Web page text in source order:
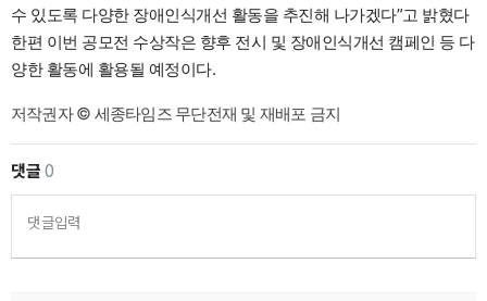
수 있도록 다양한 장애인식개선 활동을 추진해 나가겠다”고 밝혔다
한편 이번 공모전 수상작은 향후 전시 및 장애인식개선 캠페인 등 다
양한 활동에 활용될 예정이다.
저작권자 © 세종타임즈 무단전재 및 재배포 금지
댓글0
댓글입력